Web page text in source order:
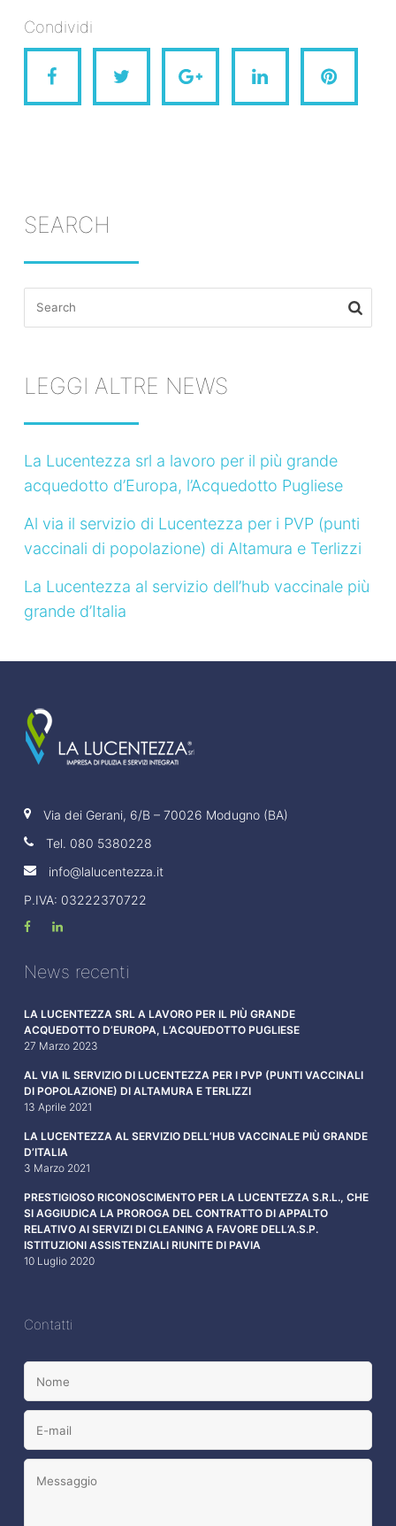
Condividi
SEARCH
Search
for:
LEGGI ALTRE NEWS
La Lucentezza srl a lavoro per il più grande
acquedotto d’Europa, l’Acquedotto Pugliese
Al via il servizio di Lucentezza per i PVP (punti
vaccinali di popolazione) di Altamura e Terlizzi
La Lucentezza al servizio dell’hub vaccinale più
grande d’Italia
Via dei Gerani, 6/B – 70026 Modugno (BA)
Tel. 080 5380228
info@lalucentezza.it
P.IVA: 03222370722
News recenti
LA LUCENTEZZA SRL A LAVORO PER IL PIÙ GRANDE
ACQUEDOTTO D’EUROPA, L’ACQUEDOTTO PUGLIESE
27 Marzo 2023
AL VIA IL SERVIZIO DI LUCENTEZZA PER I PVP (PUNTI VACCINALI
DI POPOLAZIONE) DI ALTAMURA E TERLIZZI
13 Aprile 2021
LA LUCENTEZZA AL SERVIZIO DELL’HUB VACCINALE PIÙ GRANDE
D’ITALIA
3 Marzo 2021
PRESTIGIOSO RICONOSCIMENTO PER LA LUCENTEZZA S.R.L., CHE
SI AGGIUDICA LA PROROGA DEL CONTRATTO DI APPALTO
RELATIVO AI SERVIZI DI CLEANING A FAVORE DELL’A.S.P.
ISTITUZIONI ASSISTENZIALI RIUNITE DI PAVIA
10 Luglio 2020
Contatti